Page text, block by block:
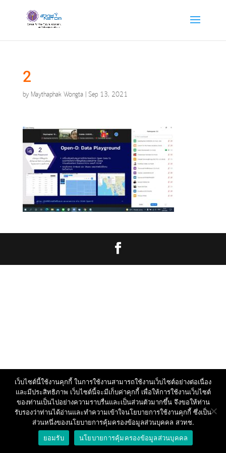
2
by Maythaphak Wongta| Sep 13, 2021
เว็บไซต์นี้ใช้งานคุกกี้ ในการใช้งานสามารถใช้งานเว็บไซต์อย่างต่อเนื่อง
และมีประสิทธิภาพ เว็บไซต์นี้จะมีเก็บค่าคุกกี้ เพื่อให้การใช้งานเว็บไซต์
ของท่านเป็นไปอย่างความราบรื่นและเป็นส่วนตัวมากขึ้น จึงขอให้ท่าน
รับรองว่าท่านได้อ่านและทำความเข้าใจนโยบายการใช้งานคุกกี้ ซึ่งเป็น
ส่วนหนึ่งของนโยบายการคุ้มครองข้อมูลส่วนบุคคล สวทช.
ยอมรับ
นโยบายการคุ้มครองข้อมูลส่วนบุคคล